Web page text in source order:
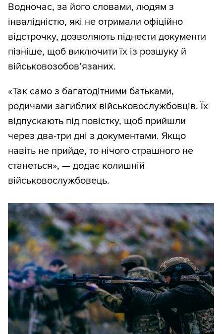
Водночас, за його словами, людям з
інвалідністю, які не отримали офіційно
відстрочку, дозволяють піднести документи
пізніше, щоб виключити їх із розшуку й
військовозобов’язаних.
«Так само з багатодітними батьками,
родичами загиблих військовослужбовців. Їх
відпускають під повістку, щоб прийшли
через два-три дні з документами. Якщо
навіть не прийде, то нічого страшного не
станеться», — додає колишній
військовослужбовець.